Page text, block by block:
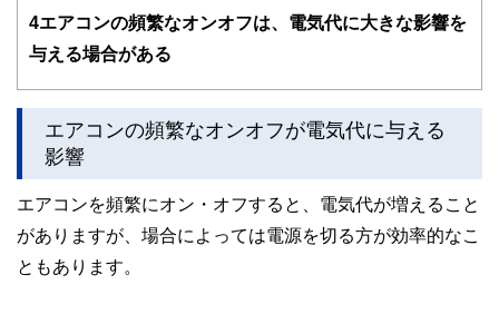
護士、税理士、宅地建物取引士、相続診断士、住宅ローンア
ドバイザー、DCプランナー、公認会計士、社会保険労務
士、行政書士、投資アナリスト、キャリアコンサルタントな
をわかりやすく発信している点です。
執筆者・監修者による執筆体制を築くことで、内容のわかり
やすさはもちろんのこと、読み応えのあるコンテンツと確か
私たちは、快適でより良い生活のアイデアを提供するお金の
コンシェルジュを目指します。
4エアコンの頻繁なオンオフは、電気代に大きな影響を
与える場合がある
エアコンの頻繁なオンオフが電気代に与える
影響
エアコンを頻繁にオン・オフすると、電気代が増えること
がありますが、場合によっては電源を切る方が効率的なこ
ともあります。